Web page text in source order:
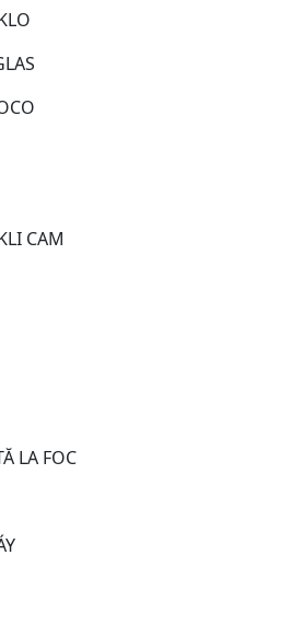
CAM
LA FOC